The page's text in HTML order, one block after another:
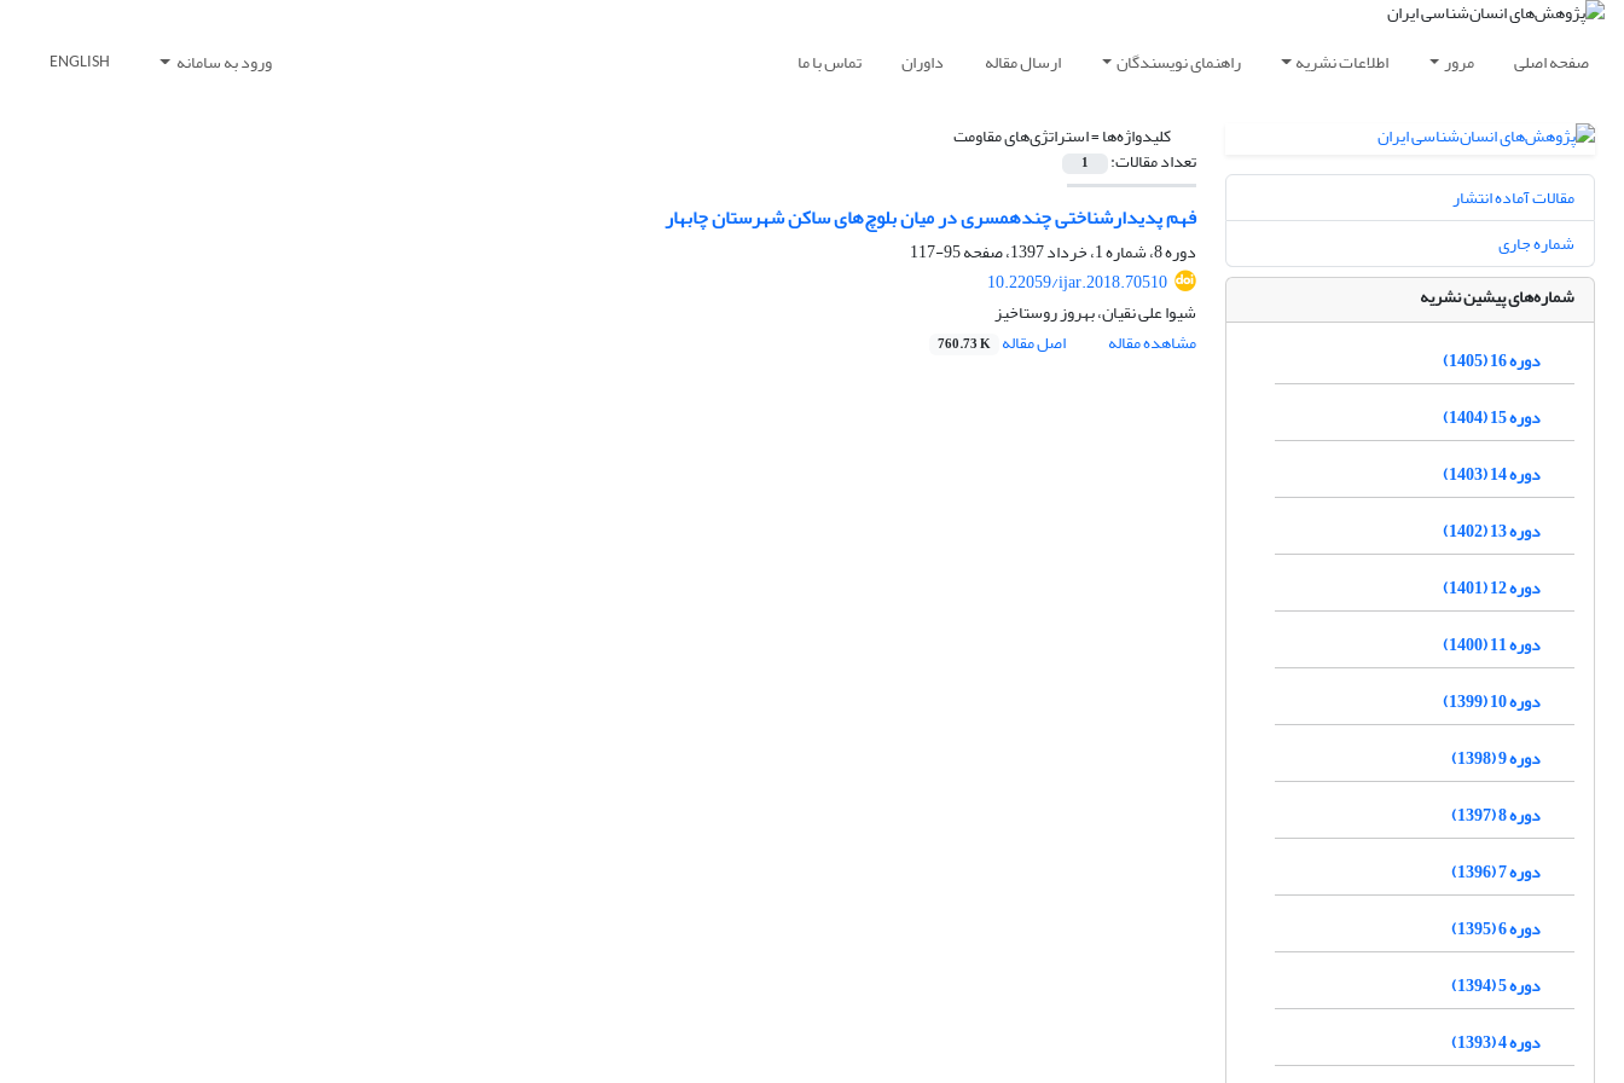
صفحه اصلی مرور اطلاعات نشریه راهنمای نویسندگان ارسال مقاله داوران تماس با ما ورود به سامانه ENGLISH
کلیدواژه‌ها =استراتژی‌های مقاومت
تعداد مقالات: 1
فهم پدیدارشناختی چندهمسری در میان بلوچ‌های ساکن شهرستان چابهار
دوره 8، شماره 1، خرداد 1397، صفحه
95-117
10.22059/ijar.2018.70510
شیوا علی نقیان، بهروز روستاخیز
مشاهده مقاله
اصل مقاله 760.73 K
مقالات آماده انتشار
شماره جاری
شماره‌های پیشین نشریه
دوره 16 (1405)
دوره 15 (1404)
دوره 14 (1403)
دوره 13 (1402)
دوره 12 (1401)
دوره 11 (1400)
دوره 10 (1399)
دوره 9 (1398)
دوره 8 (1397)
دوره 7 (1396)
دوره 6 (1395)
دوره 5 (1394)
دوره 4 (1393)